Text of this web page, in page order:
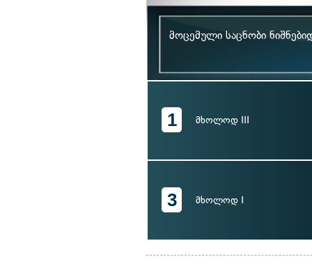
მოცემული საცნობი
1 მხოლოდ III
3 მხოლოდ I